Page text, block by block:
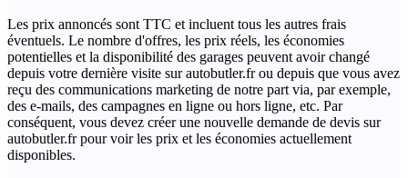
Les prix annoncés sont TTC et incluent tous les autres frais
éventuels. Le nombre d'offres, les prix réels, les économies
potentielles et la disponibilité des garages peuvent avoir changé
depuis votre dernière visite sur autobutler.fr ou depuis que vous avez
reçu des communications marketing de notre part via, par exemple,
des e-mails, des campagnes en ligne ou hors ligne, etc. Par
conséquent, vous devez créer une nouvelle demande de devis sur
autobutler.fr pour voir les prix et les économies actuellement
disponibles.